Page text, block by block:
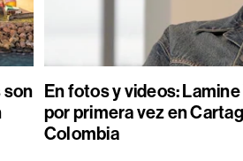
son En fotos y videos: Lamine
por primera vez en
Colombia